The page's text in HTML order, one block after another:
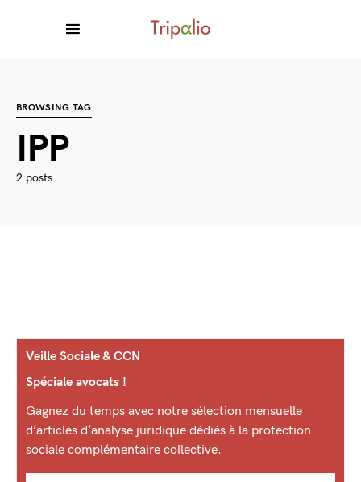
BROWSING TAG
IPP
2 posts
Veille Sociale & CCN
Spéciale avocats !
Gagnez du temps avec notre sélection mensuelle
d’articles d’analyse juridique dédiés à la protection
sociale complémentaire collective.